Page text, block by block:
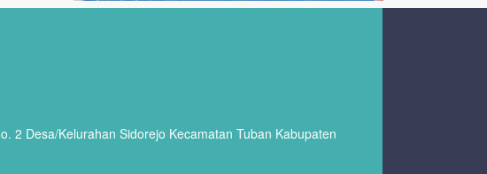
2 Desa/Kelurahan Sidorejo Kecamatan Tuban Kabupaten